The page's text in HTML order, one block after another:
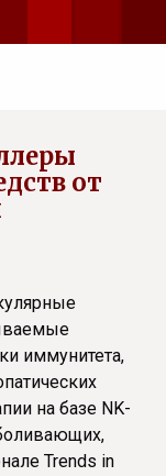
от
иммунитета,
на базе NK-
Trends in